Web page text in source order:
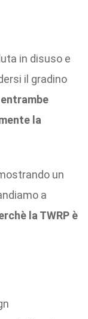
in disuso e
il gradino
entrambe
la
un
a
la TWRP è